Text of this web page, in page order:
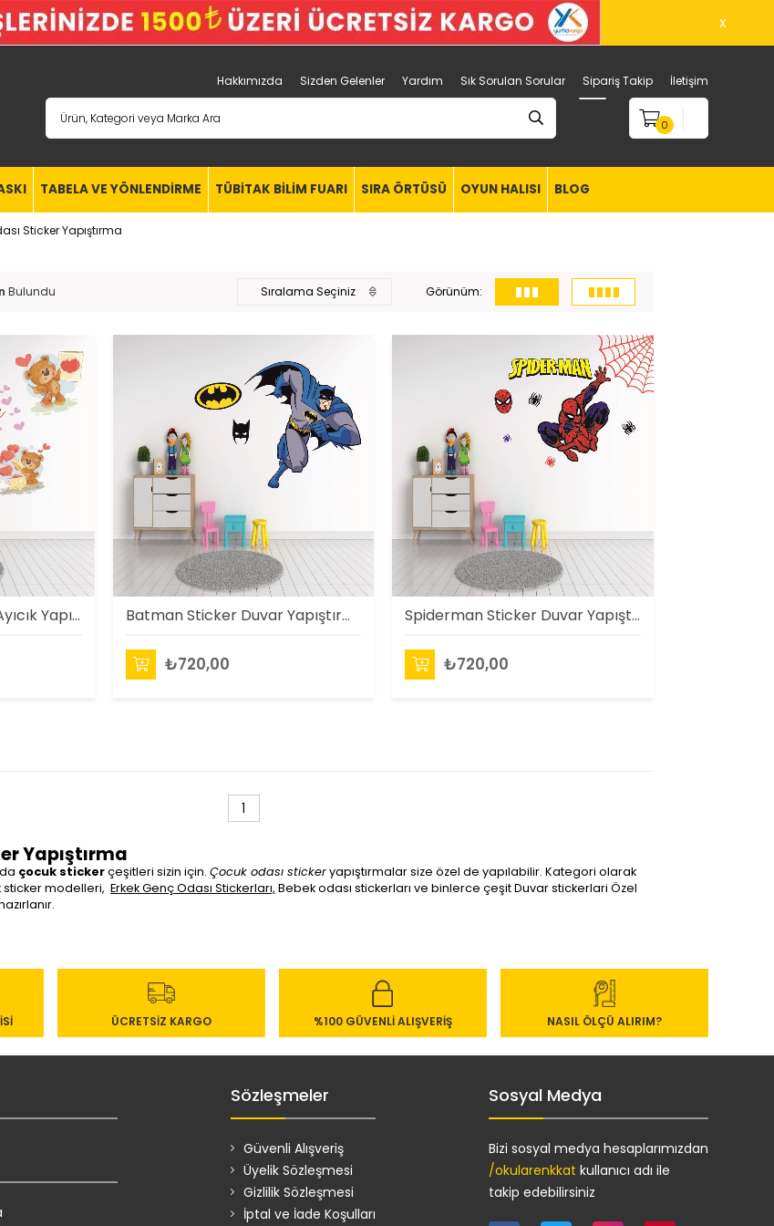
x
Hakkımızda Sizden Gelenler Yardım Sık Sorulan Sorular Sipariş Takip İletişim
0
TABELA VE YÖNLENDİRME TÜBİTAK BİLİM FUARI SIRA ÖRTÜSÜ OYUN HALISI BLOG
Sticker Yapıştırma
Çocuk Odası Sticker Ayıcık Yapıştırma Batman Sticker Duvar Yapıştırma
₺720,00
Spiderman Sticker Duvar Yapıştırma
₺720,00
1
Yapıştırma
çocuk stickerçeşitleri sizin için. Çocuk odası stickeryapıştırmalar size özel de yapılabilir. Kategori olarak
sticker modelleri, Erkek Genç Odası Stickerları, Bebek odası stickerları ve binlerce çeşit Duvar stickerlari Özel
ÜCRETSİZ KARGO %100 GÜVENLİ ALIŞVERİŞ NASIL ÖLÇÜ ALIRIM?
Sözleşmeler
Güvenli Alışveriş
Üyelik Sözleşmesi
Gizlilik Sözleşmesi
İptal ve İade Koşulları
Sosyal Medya
Bizi sosyal medya hesaplarımızdan
/okularenkkat kullanıcı adı ile
takip edebilirsiniz